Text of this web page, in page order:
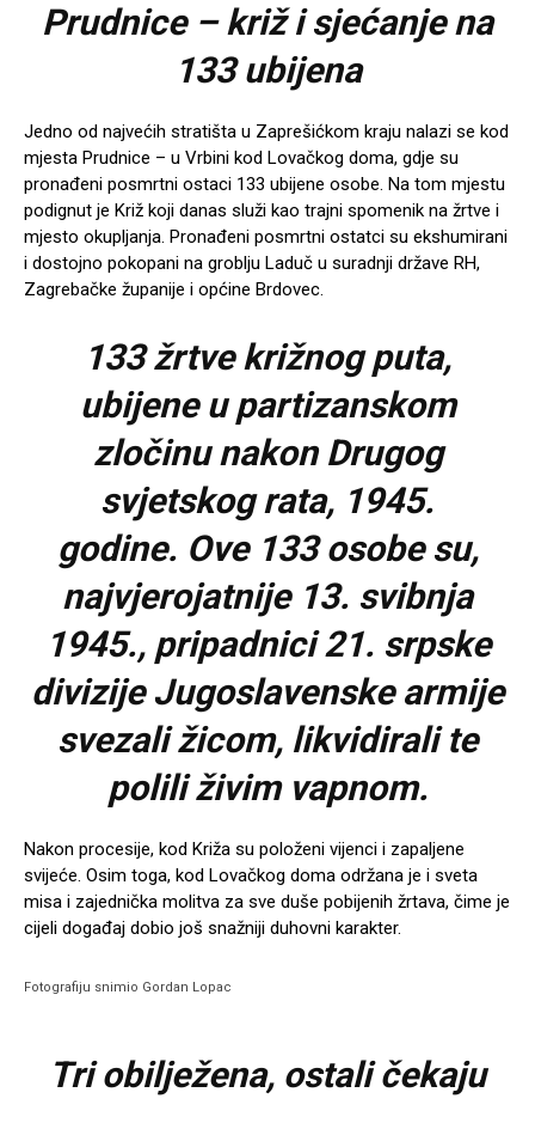
Prudnice – križ i sjećanje na
133 ubijena
Jedno od najvećih stratišta u Zaprešićkom kraju nalazi se kod
mjesta Prudnice – u Vrbini kod Lovačkog doma, gdje su
pronađeni posmrtni ostaci 133 ubijene osobe. Na tom mjestu
podignut je Križ koji danas služi kao trajni spomenik na žrtve i
mjesto okupljanja. Pronađeni posmrtni ostatci su ekshumirani
i dostojno pokopani na groblju Laduč u suradnji države RH,
Zagrebačke županije i općine Brdovec.
133 žrtve križnog puta,
ubijene u partizanskom
zločinu nakon Drugog
svjetskog rata, 1945.
godine. Ove 133 osobe su,
najvjerojatnije 13. svibnja
1945., pripadnici 21. srpske
divizije Jugoslavenske armije
svezali žicom, likvidirali te
polili živim vapnom.
Nakon procesije, kod Križa su položeni vijenci i zapaljene
svijeće. Osim toga, kod Lovačkog doma održana je i sveta
misa i zajednička molitva za sve duše pobijenih žrtava, čime je
cijeli događaj dobio još snažniji duhovni karakter.
Fotografiju snimio Gordan Lopac
Tri obilježena, ostali čekaju